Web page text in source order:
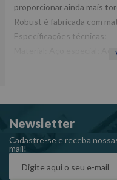
proporcionar ainda mais
Robust é fabricada com
Especificações técnicas:
Material: Aço especial;
ilustrativas -Todas as
responsabilidade do
Newsletter
Cadastre-se e receba
mail!